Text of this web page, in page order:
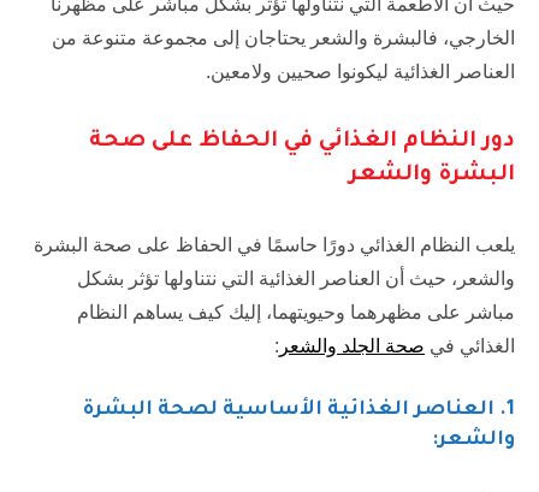
الخارجي، فالبشرة والشعر يحتاجان إلى مجموعة متنوعة من
العناصر الغذائية ليكونوا صحيين ولامعين.
دور النظام الغذائي في الحفاظ على صحة
البشرة والشعر
يلعب النظام الغذائي دورًا حاسمًا في الحفاظ على صحة البشرة
والشعر، حيث أن العناصر الغذائية التي نتناولها تؤثر بشكل
مباشر على مظهرهما وحيويتهما، إليك كيف يساهم النظام
الغذائي في صحة الجلد والشعر :
1.
العناصر الغذائية الأساسية لصحة البشرة
والشعر: